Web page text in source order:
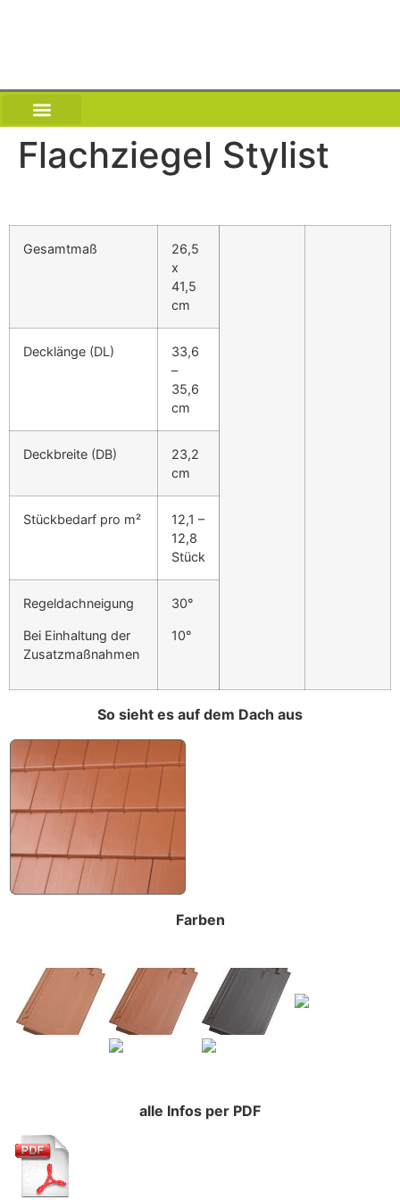
Flachziegel Stylist
Gesamtmaß
26,5
x
41,5
cm
Decklänge (DL)
33,6
–
35,6
cm
Deckbreite (DB)
23,2
cm
Stückbedarf pro m²
12,1 –
12,8
Stück
Regeldachneigung
Bei Einhaltung der
Zusatzmaßnahmen
30°
10°
So sieht es auf dem Dach aus
Farben
alle Infos per PDF